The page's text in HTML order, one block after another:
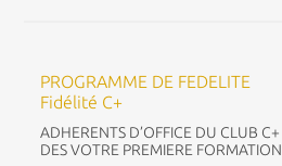
PROGRAMME DE FEDELITE
Fidélité C+
ADHERENTS D’OFFICE DU CLUB C+
DES VOTRE PREMIERE FORMATION